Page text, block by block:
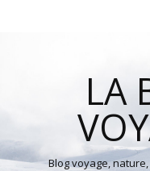
LA
Blog voyage,